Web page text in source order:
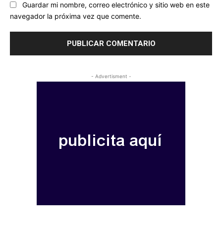
Guardar mi nombre, correo electrónico y sitio web en este
navegador la próxima vez que comente.
- Advertisment -